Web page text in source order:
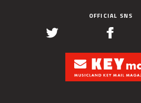
OFFICIAL SNS